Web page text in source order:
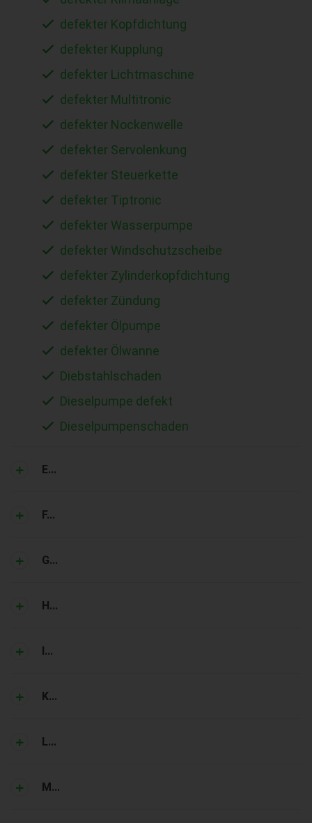
defekter Kopfdichtung
defekter Kupplung
defekter Lichtmaschine
defekter Multitronic
defekter Nockenwelle
defekter Servolenkung
defekter Steuerkette
defekter Tiptronic
defekter Wasserpumpe
defekter Windschutzscheibe
defekter Zylinderkopfdichtung
defekter Zündung
defekter Ölpumpe
defekter Ölwanne
Diebstahlschaden
Dieselpumpe defekt
Dieselpumpenschaden
E...
F...
G...
H...
I...
K...
L...
M...